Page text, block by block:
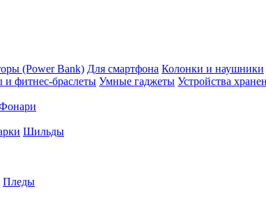
(Power Bank) Для смартфона Колонки и наушники
и фитнес-браслеты Умные гаджеты Устройства
Шильды
Пледы